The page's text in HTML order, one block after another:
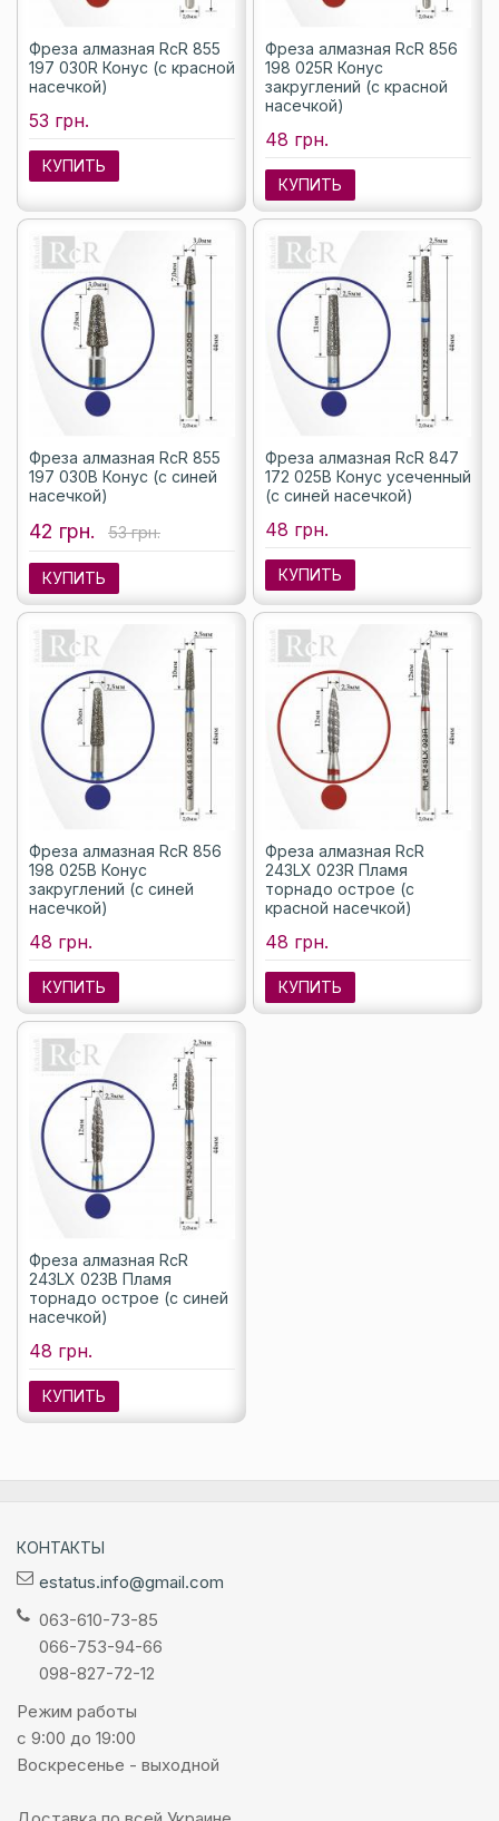
Фреза алмазная RcR 855
197 030R Конус (с красной
насечкой)
53 грн.
КУПИТЬ
Фреза алмазная RcR 856
198 025R Конус
закруглений (с красной
насечкой)
48 грн.
КУПИТЬ
Фреза алмазная RcR 855
197 030B Конус (с синей
насечкой)
42 грн. 53 грн.
КУПИТЬ
Фреза алмазная RcR 847
172 025B Конус усеченный
(с синей насечкой)
48 грн.
КУПИТЬ
Фреза алмазная RcR 856
198 025B Конус
закруглений (с синей
насечкой)
48 грн.
КУПИТЬ
Фреза алмазная RcR
243LX 023R Пламя
торнадо острое (с
красной насечкой)
48 грн.
КУПИТЬ
Фреза алмазная RcR
243LX 023B Пламя
торнадо острое (с синей
насечкой)
48 грн.
КУПИТЬ
КОНТАКТЫ
estatus.info@gmail.com
063-610-73-85
066-753-94-66
098-827-72-12
Режим работы
с 9:00 до 19:00
Воскресенье - выходной